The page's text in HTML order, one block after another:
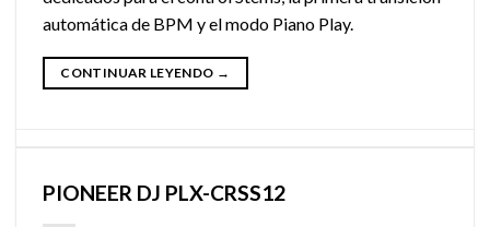
automática de BPM y el modo Piano Play.
CONTINUAR LEYENDO →
PIONEER DJ PLX-CRSS12